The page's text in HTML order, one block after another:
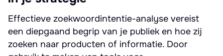
Effectieve zoekwoordintentie-analyse vereist
een diepgaand begrip van je publiek en hoe zij
zoeken naar producten of informatie. Door